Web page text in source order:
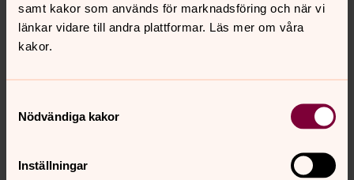
samt kakor som används för marknadsföring och när vi
länkar vidare till andra plattformar. Läs mer om våra
kakor.
Nödvändiga kakor
Inställningar
Kyrkokören på Costa del Sol
Välkommen att sjunga i kören på Svenska kyrkan Costa
Om du behöver hjälp
ekonomin går dåligt. Tillvaron kan också slås sönder i
sorgen efter en älskad människa. Men du är inte ensam